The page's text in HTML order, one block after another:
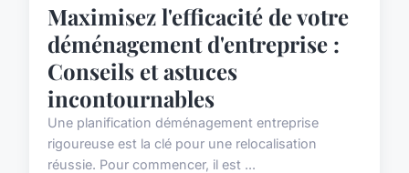
Maximisez l'efficacité de votre
déménagement d'entreprise :
Conseils et astuces
incontournables
Une planification déménagement entreprise
rigoureuse est la clé pour une relocalisation
réussie. Pour commencer, il est ...